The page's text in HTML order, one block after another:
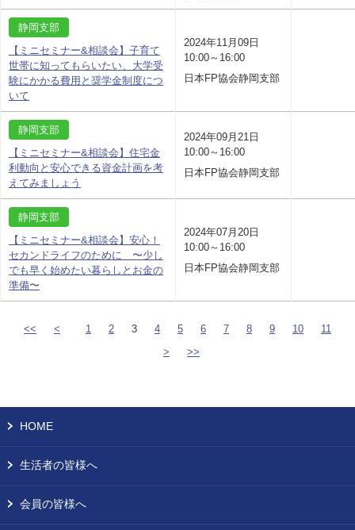
静岡支部
【ミニセミナー&相談会】子育て
世帯に知ってもらいたい、大学受
験にかかる費用と奨学金制度につ
いて
2024年11月09日
10:00～16:00
日本FP協会静岡支部
静岡支部
【ミニセミナー&相談会】住宅金
利動向と安心できる資金計画を考
えてみましょう
2024年09月21日
10:00～16:00
日本FP協会静岡支部
静岡支部
【ミニセミナー&相談会】安心！
セカンドライフのために 〜少し
でも早く始めたい暮らしとお金の
準備〜
2024年07月20日
10:00～16:00
日本FP協会静岡支部
<< < 1 2 3 4 5 6 7 8 9 10
11
>
>>
HOME
生活者の皆様へ
会員の皆様へ